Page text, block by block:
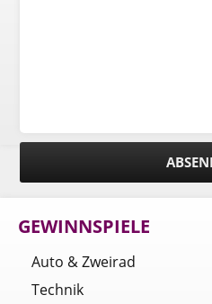
GEWINNSPIELE
Auto & Zweirad
Technik